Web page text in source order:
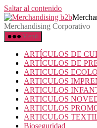
Saltar al contenido
Merchandising Corporativo
Menú
ARTÍCULOS DE
ARTÍCULOS DE
ARTICULOS
ARTICULOS
ARTICULOS
ARTICULOS
ARTICULOS
ARTICULOS
Bioseguridad